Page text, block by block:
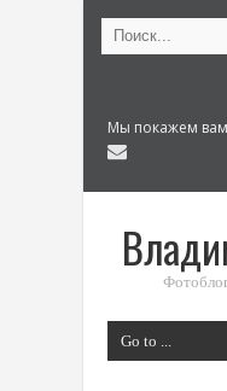
Мы покажем